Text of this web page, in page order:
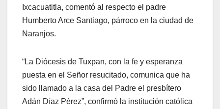
Ixcacuatitla, comentó al respecto el padre
Humberto Arce Santiago, párroco en la ciudad de
Naranjos.
“La Diócesis de Tuxpan, con la fe y esperanza
puesta en el Señor resucitado, comunica que ha
sido llamado a la casa del Padre el presbítero
Adán Díaz Pérez”, confirmó la institución católica